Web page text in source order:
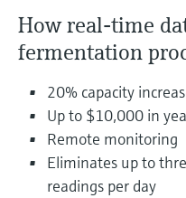
Device Viewer
Find product-specific
documentation
스페어 파트 검색
신속한 계기 교체 및 수리를 위
트, 혹은 오더 코드를 통해 스
색하고 계기의 세부 사항, 도면
압력을 이용한 레벨 측
모두 쇼핑하기
measurement
Memosens 기술
모두 쇼핑하기
투명성을 기반으로 한
How real-time
fermentation
20% capacity
Up to $10,000 in
Remote monitoring
Eliminates up to
readings per day